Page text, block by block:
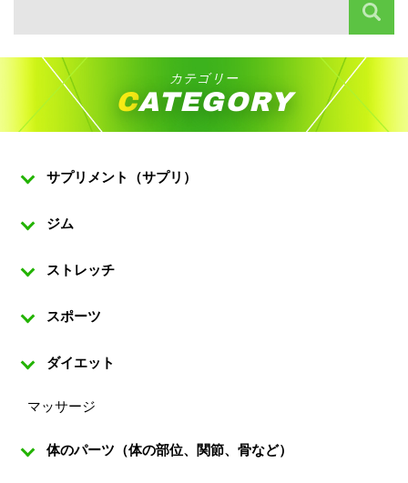
カテゴリー
CATEGORY
サプリメント（サプリ）
ジム
ストレッチ
スポーツ
ダイエット
マッサージ
体のパーツ（体の部位、関節、骨など）